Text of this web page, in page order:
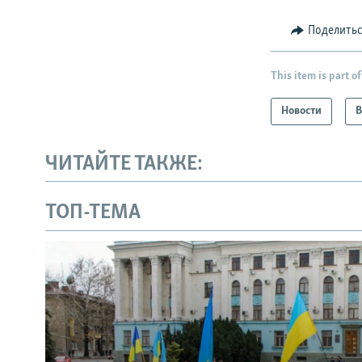
This item is part of
Новости
ЧИТАЙТЕ ТАКЖЕ:
ТОП-ТЕМА